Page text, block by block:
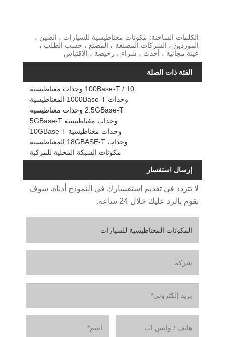
الكلمات الساخنة: مكونات مغناطيسية للسيارات ، الصين ،
الموردين ، الشركات المصنعة ، المصنع ، حسب الطلب ،
عينة مجانية ، أحدث ، شراء ، رخيصة ، الاقتباس
الفئة ذات الصلة
10 / 100Base-T وحدات مغناطيسية
وحدات 1000Base-T المغناطيسية
2.5GBase-T وحدات مغناطيسية
وحدات مغناطيسية 5GBase-T
وحدات مغناطيسية 10GBase-T
وحدات 18GBASE-T المغناطيسية
مكونات الشبكة المحلية للمركبة
إرسال استفسار
لا تتردد في تقديم استفسارك في النموذج أدناه. سوف
نقوم بالرد عليك خلال 24 ساعة.